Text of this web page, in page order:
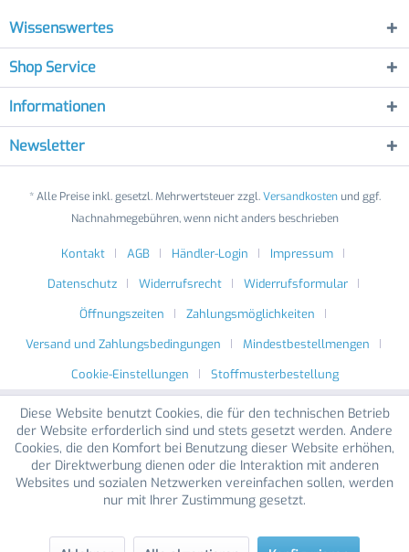
Wissenswertes
Shop Service
Informationen
Newsletter
* Alle Preise inkl. gesetzl. Mehrwertsteuer zzgl.Versandkostenund ggf.
Nachnahmegebühren, wenn nicht anders beschrieben
Kontakt AGB Händler-Login
Impressum
Datenschutz
Widerrufsrecht
Widerrufsformular
Öffnungszeiten
Zahlungsmöglichkeiten
Versand und Zahlungsbedingungen
Mindestbestellmengen
Cookie-Einstellungen
Stoffmusterbestellung
Diese Website benutzt Cookies, die für den technischen Betrieb
der Website erforderlich sind und stets gesetzt werden. Andere
Cookies, die den Komfort bei Benutzung dieser Website erhöhen,
der Direktwerbung dienen oder die Interaktion mit anderen
Websites und sozialen Netzwerken vereinfachen sollen, werden
nur mit Ihrer Zustimmung gesetzt.